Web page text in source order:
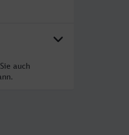
auch